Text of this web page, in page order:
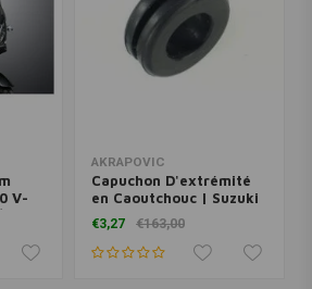
V-
AKRAPOVIC
Capuchon D'extrémité
en Caoutchouc | Suzuki
DL1000 ('13-'19)
€3,27 €163,00